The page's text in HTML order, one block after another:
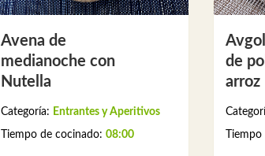
Avena de
medianoche con
Nutella
Categoría: Entrantes y Aperitivos
Tiempo de cocinado: 08:00
de
arroz